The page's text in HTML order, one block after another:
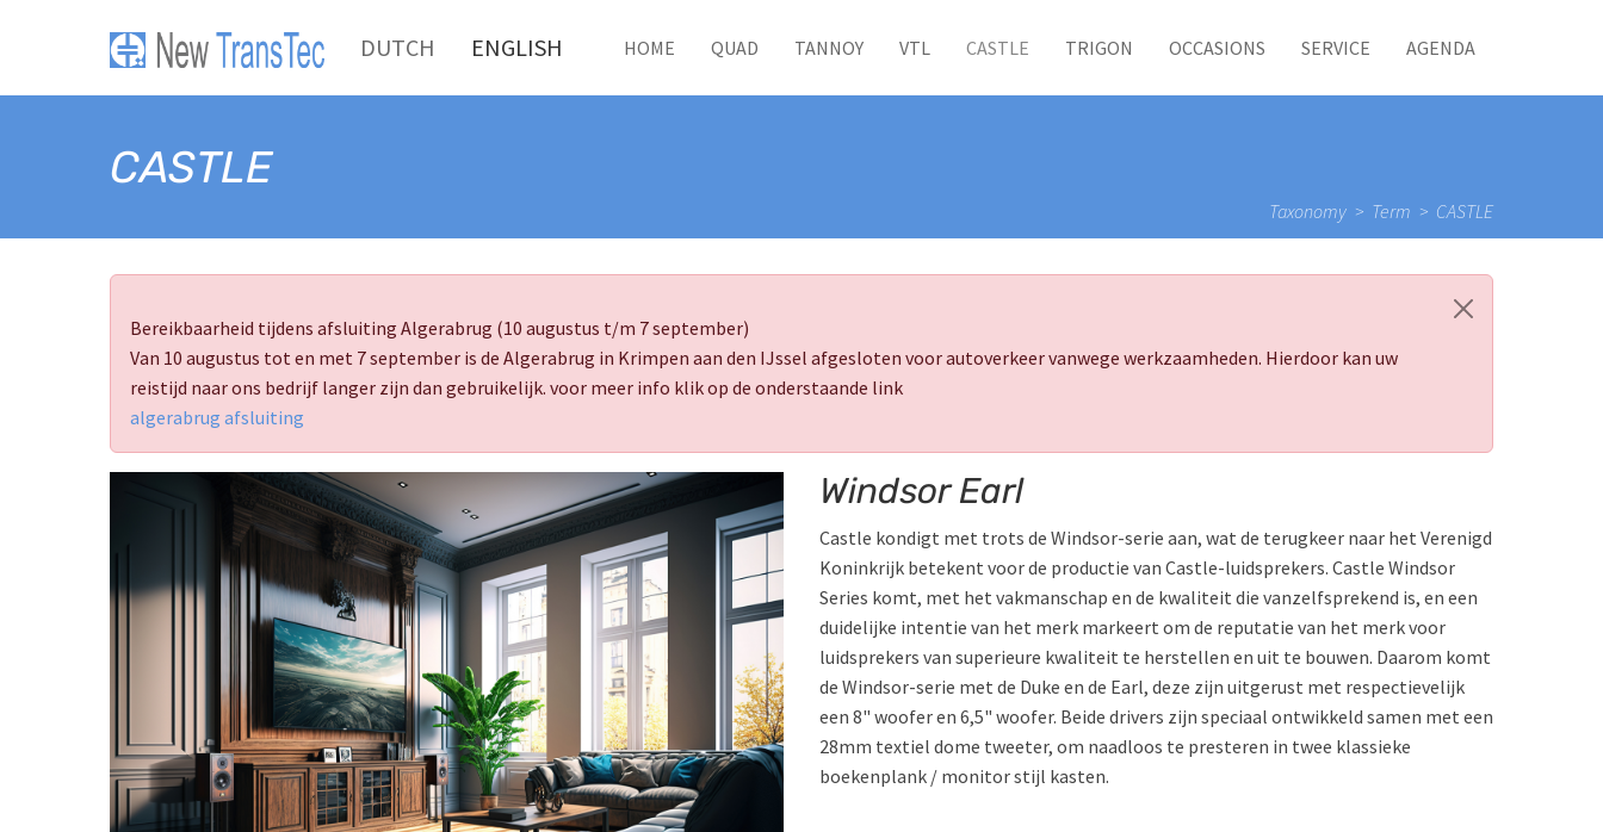
DUTCH ENGLISH HOME QUAD TANNOY VTL CASTLE TRIGON OCCASIONS SERVICE AGENDA
CASTLE
Taxonomy Term CASTLE
Bereikbaarheid tijdens afsluiting Algerabrug (10 augustus t/m 7 september)
Van 10 augustus tot en met 7 september is de Algerabrug in Krimpen aan den IJssel afgesloten voor autoverkeer vanwege werkzaamheden. Hierdoor kan uw
reistijd naar ons bedrijf langer zijn dan gebruikelijk. voor meer info klik op de onderstaande link
algerabrug afsluiting
Windsor Earl
Castle kondigt met trots de Windsor-serie aan, wat de terugkeer naar het Verenigd
Koninkrijk betekent voor de productie van Castle-luidsprekers. Castle Windsor
Series komt, met het vakmanschap en de kwaliteit die vanzelfsprekend is, en een
duidelijke intentie van het merk markeert om de reputatie van het merk voor
luidsprekers van superieure kwaliteit te herstellen en uit te bouwen. Daarom komt
de Windsor-serie met de Duke en de Earl, deze zijn uitgerust met respectievelijk
een 8" woofer en 6,5" woofer. Beide drivers zijn speciaal ontwikkeld samen met een
28mm textiel dome tweeter, om naadloos te presteren in twee klassieke
boekenplank / monitor stijl kasten.